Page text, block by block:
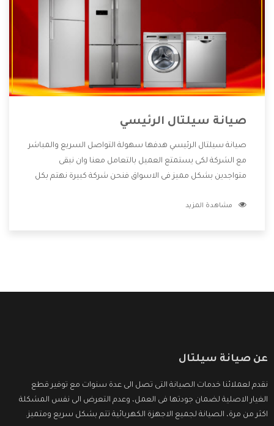
صيانة سيلتال الرئيسي
صيانة سيلتال الرئيسي هدفها سهولة التواصل السريع والمباشر
مع الشركة لكى يستمتع العميل بالتعامل معنا وان نبقى
متواجدين بشكل مميز فى الاسواق فنحن شركة كبيرة نهتم بكل
الشركة بها والتى تكون منها خدمة الصيانة التى تكون من أهم
مشاهدة المزيد
عن صيانة سيلتال
نقدم لعملائنا خدمات الصيانة التى تصل الى عدة سنوات مع توفير قطع
الغيار الاصلية لضمان جودتها فى العمل، وعدم التعرض الى نفس المشكلة
اكثر من مرة، الصيانة لجميع الاجهزة الكهربائية تتم بشكل سريع ومتميز.